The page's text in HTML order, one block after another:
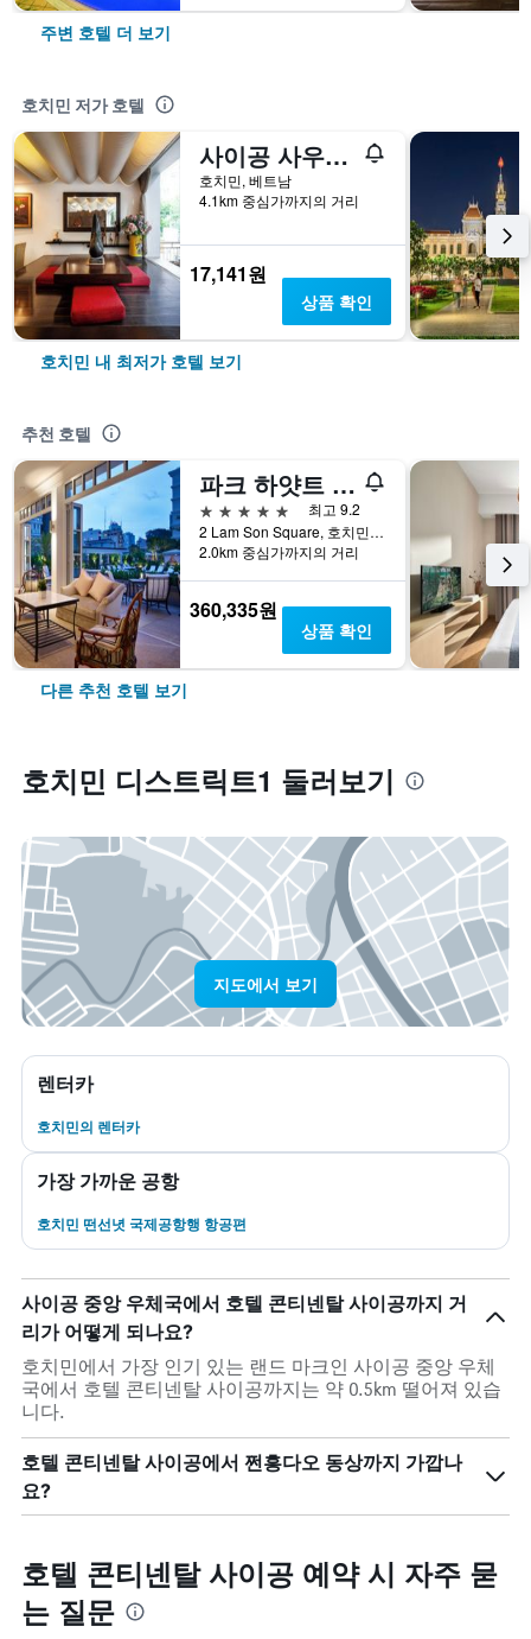
주변 호텔 더 보기
호치민 저가 호텔
사이공 사우스 서비스드 아파트먼트
호치민, 베트남
4.1km 중심가까지의 거리
17,141원
상품 확인
호치민 내 최저가 호텔 보기
추천 호텔
파크 하얏트 사이공
5성급
최고 9.2
2 Lam Son Square, 호치민, 베트남
2.0km 중심가까지의 거리
360,335원
상품 확인
다른 추천 호텔 보기
호치민 디스트릭트1 둘러보기
지도에서 보기
렌터카
호치민​의 렌터카
가장 가까운 공항
호치민 떤선녓 국제공항행 항공편
사이공 중앙 우체국에서 호텔 콘티넨탈 사이공까지 거
리가 어떻게 되나요?
호치민에서 가장 인기 있는 랜드 마크인 사이공 중앙 우체
국에서 호텔 콘티넨탈 사이공까지는 약 0.5km 떨어져 있습
니다.
호텔 콘티넨탈 사이공에서 쩐흥다오 동상까지 가깝나
요?
호텔 콘티넨탈 사이공 예약 시 자주 묻
는 질문